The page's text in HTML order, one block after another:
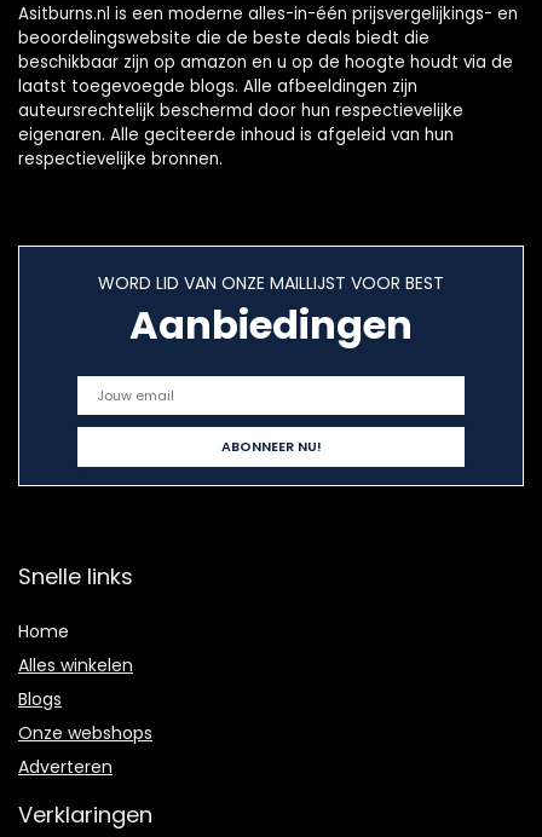
Asitburns.nl is een moderne alles-in-één prijsvergelijkings- en
beoordelingswebsite die de beste deals biedt die
beschikbaar zijn op amazon en u op de hoogte houdt via de
laatst toegevoegde blogs. Alle afbeeldingen zijn
auteursrechtelijk beschermd door hun respectievelijke
eigenaren. Alle geciteerde inhoud is afgeleid van hun
respectievelijke bronnen.
WORD LID VAN ONZE MAILLIJST VOOR BEST
Aanbiedingen
Snelle links
Home
Alles winkelen
Blogs
Onze webshops
Adverteren
Verklaringen